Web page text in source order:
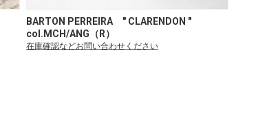
BARTON PERREIRA " CLARENDON "
col.MCH/ANG（R）
在庫確認などお問い合わせください